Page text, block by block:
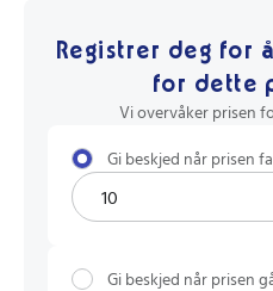
Registrer deg for
for dette
Vi overvåker prisen
Gi beskjed når prisen
Gi beskjed når prisen